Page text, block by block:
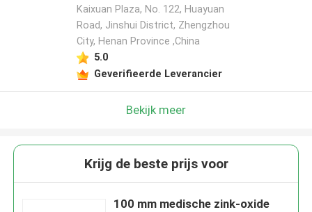
Kaixuan Plaza, No. 122, Huayuan
Road, Jinshui District, Zhengzhou
City, Henan Province ,China
5.0
Geverifieerde Leverancier
Bekijk meer
Krijg de beste prijs voor
100 mm medische zink-oxide